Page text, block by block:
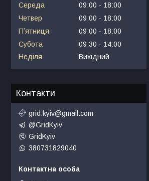
Середа
09:00
18:00
Четвер
09:00
18:00
Пʼятниця
09:00
18:00
Субота
09:30
14:00
Неділя
Вихідний
Контакти
grid.kyiv@gmail.com
@GridKyiv
GridKyiv
380731829040